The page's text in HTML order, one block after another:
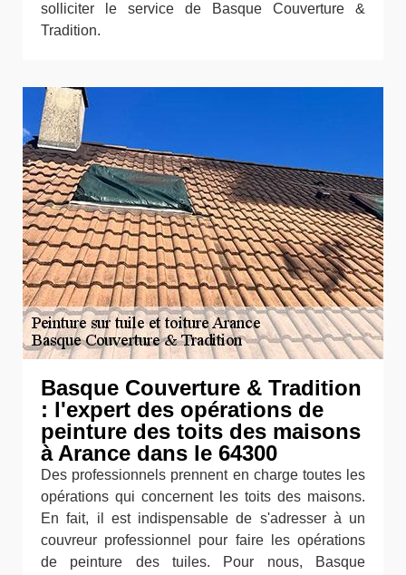
solliciter le service de Basque Couverture &
Tradition.
Basque Couverture & Tradition
: l'expert des opérations de
peinture des toits des maisons
à Arance dans le 64300
Des professionnels prennent en charge toutes les
opérations qui concernent les toits des maisons.
En fait, il est indispensable de s'adresser à un
couvreur professionnel pour faire les opérations
de peinture des tuiles. Pour nous, Basque